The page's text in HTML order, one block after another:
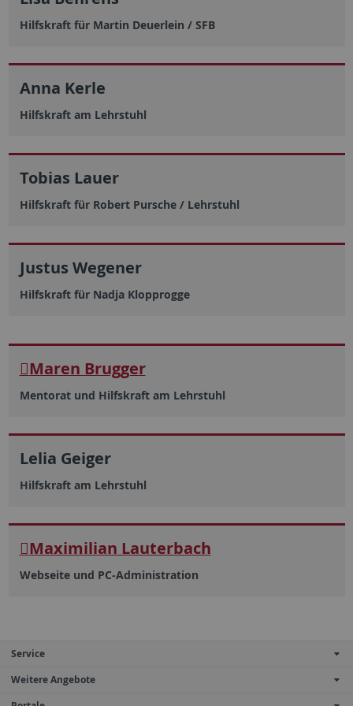
Hilfskraft für Martin Deuerlein / SFB
Anna Kerle
Hilfskraft am Lehrstuhl
Tobias Lauer
Hilfskraft für Robert Pursche / Lehrstuhl
Justus Wegener
Hilfskraft für Nadja Klopprogge
Maren Brugger
Mentorat und Hilfskraft am Lehrstuhl
Lelia Geiger
Hilfskraft am Lehrstuhl
Maximilian Lauterbach
Webseite und PC-Administration
Service
Weitere Angebote